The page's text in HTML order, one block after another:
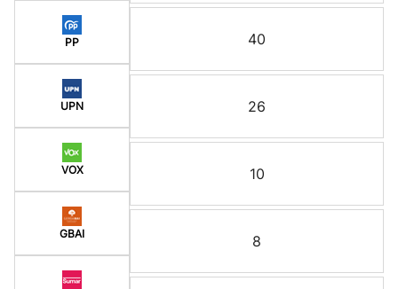
PP
UPN
VOX
GBAI
40
26
10
8